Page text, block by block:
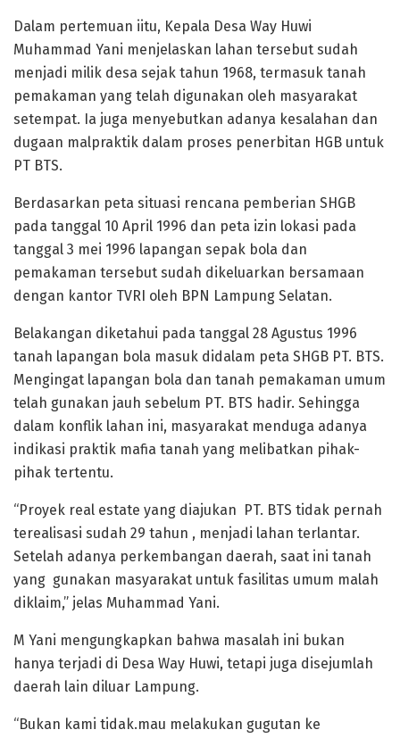
Dalam pertemuan iitu, Kepala Desa Way Huwi
Muhammad Yani menjelaskan lahan tersebut sudah
menjadi milik desa sejak tahun 1968, termasuk tanah
pemakaman yang telah digunakan oleh masyarakat
setempat. Ia juga menyebutkan adanya kesalahan dan
dugaan malpraktik dalam proses penerbitan HGB untuk
PT BTS.
Berdasarkan peta situasi rencana pemberian SHGB
pada tanggal 10 April 1996 dan peta izin lokasi pada
tanggal 3 mei 1996 lapangan sepak bola dan
pemakaman tersebut sudah dikeluarkan bersamaan
dengan kantor TVRI oleh BPN Lampung Selatan.
Belakangan diketahui pada tanggal 28 Agustus 1996
tanah lapangan bola masuk didalam peta SHGB PT. BTS.
Mengingat lapangan bola dan tanah pemakaman umum
telah gunakan jauh sebelum PT. BTS hadir. Sehingga
dalam konflik lahan ini, masyarakat menduga adanya
indikasi praktik mafia tanah yang melibatkan pihak-
pihak tertentu.
“Proyek real estate yang diajukan PT. BTS tidak pernah
terealisasi sudah 29 tahun , menjadi lahan terlantar.
Setelah adanya perkembangan daerah, saat ini tanah
yang gunakan masyarakat untuk fasilitas umum malah
diklaim,” jelas Muhammad Yani.
M Yani mengungkapkan bahwa masalah ini bukan
hanya terjadi di Desa Way Huwi, tetapi juga disejumlah
daerah lain diluar Lampung.
“Bukan kami tidak.mau melakukan gugutan ke